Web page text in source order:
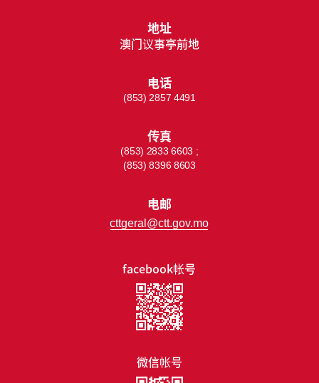
facebook帐号
微信帐号
地址
澳门议事亭前地
电话
(853) 2857 4491
传真
(853) 2833 6603 ;
(853) 8396 8603
电邮
cttgeral@ctt.gov.mo